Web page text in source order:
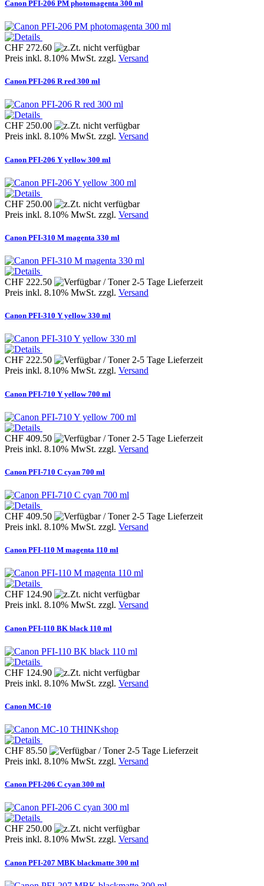
Canon PFI-206 PM photomagenta 300 ml
CHF 272.60
Preis inkl. 8.10% MwSt. zzgl. Versand
Canon PFI-206 R red 300 ml
CHF 250.00
Preis inkl. 8.10% MwSt. zzgl. Versand
Canon PFI-206 Y yellow 300 ml
CHF 250.00
Preis inkl. 8.10% MwSt. zzgl. Versand
Canon PFI-310 M magenta 330 ml
CHF 222.50
Preis inkl. 8.10% MwSt. zzgl. Versand
Canon PFI-310 Y yellow 330 ml
CHF 222.50
Preis inkl. 8.10% MwSt. zzgl. Versand
Canon PFI-710 Y yellow 700 ml
CHF 409.50
Preis inkl. 8.10% MwSt. zzgl. Versand
Canon PFI-710 C cyan 700 ml
CHF 409.50
Preis inkl. 8.10% MwSt. zzgl. Versand
Canon PFI-110 M magenta 110 ml
CHF 124.90
Preis inkl. 8.10% MwSt. zzgl. Versand
Canon PFI-110 BK black 110 ml
CHF 124.90
Preis inkl. 8.10% MwSt. zzgl. Versand
Canon MC-10
THINKshop
CHF 85.50
Preis inkl. 8.10% MwSt. zzgl. Versand
Canon PFI-206 C cyan 300 ml
CHF 250.00
Preis inkl. 8.10% MwSt. zzgl. Versand
Canon PFI-207 MBK blackmatte 300 ml